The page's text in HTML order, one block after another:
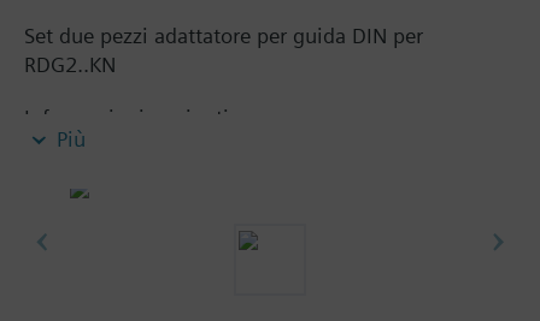
Set due pezzi adattatore per guida DIN per
RDG2..KN
Informazioni aggiuntive
Set due pezzi adattatore per guida DIN per
Più